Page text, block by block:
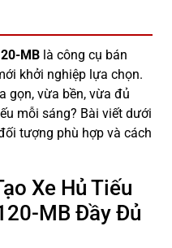
MB là công cụ bán
khởi nghiệp lựa chọn.
gọn, vừa bền, vừa đủ
mỗi sáng? Bài viết dưới
tượng phù hợp và cách
Xe Hủ Tiếu
MB Đầy Đủ